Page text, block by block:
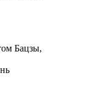
Бацзы,